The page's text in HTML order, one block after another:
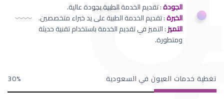
الجودة: تقديم الخدمة الطبية بجودة عالية.
الخبرة: تقديم الخدمة الطبية على يد خبراء متخصصين.
التميز: التميز في تقديم الخدمة باستخدام تقنية حديثة
ومتطورة.
تغطية خدمات العيون في السعودية 30